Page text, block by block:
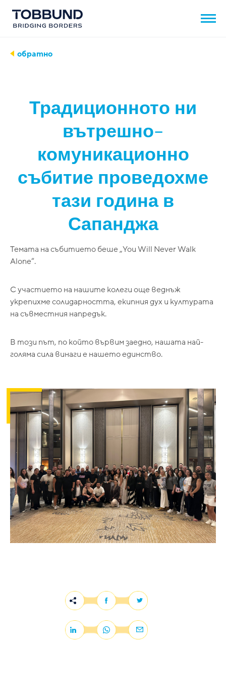
обратно
Традиционното ни
вътрешно-
комуникационно
събитие проведохме
тази година в
Сапанджа
Темата на събитието беше „You Will Never Walk
Alone“.
С участието на нашите колеги още веднъж
укрепихме солидарността, екипния дух и културата
на съвместния напредък.
В този път, по който вървим заедно, нашата най-
голяма сила винаги е нашето единство.